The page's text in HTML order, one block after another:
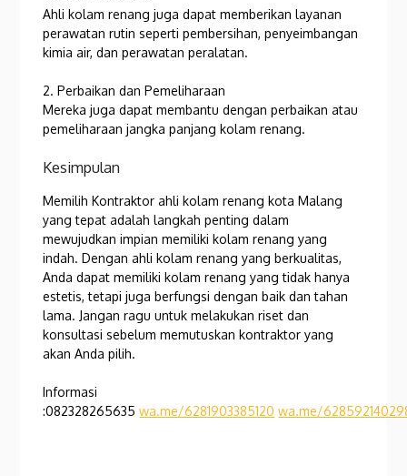
Ahli kolam renang juga dapat memberikan layanan
perawatan rutin seperti pembersihan, penyeimbangan
kimia air, dan perawatan peralatan.
2. Perbaikan dan Pemeliharaan
Mereka juga dapat membantu dengan perbaikan atau
pemeliharaan jangka panjang kolam renang.
Kesimpulan
Memilih Kontraktor ahli kolam renang kota Malang
yang tepat adalah langkah penting dalam
mewujudkan impian memiliki kolam renang yang
indah. Dengan ahli kolam renang yang berkualitas,
Anda dapat memiliki kolam renang yang tidak hanya
estetis, tetapi juga berfungsi dengan baik dan tahan
lama. Jangan ragu untuk melakukan riset dan
konsultasi sebelum memutuskan kontraktor yang
akan Anda pilih.
Informasi
:082328265635wa.me/6281903385120 wa.me/